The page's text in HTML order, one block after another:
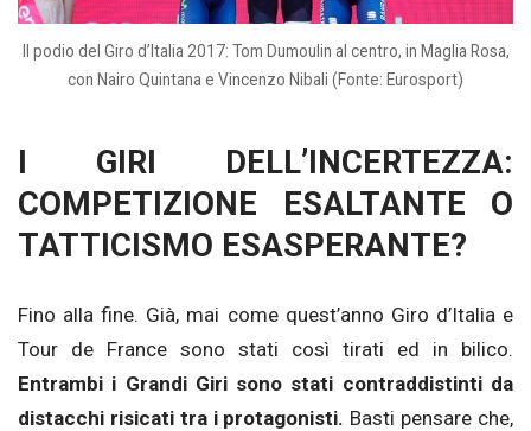
Il podio del Giro d’Italia 2017: Tom Dumoulin al centro, in Maglia Rosa,
con Nairo Quintana e Vincenzo Nibali (Fonte: Eurosport)
I GIRI DELL’INCERTEZZA:
COMPETIZIONE ESALTANTE O
TATTICISMO ESASPERANTE?
Fino alla fine. Già, mai come quest’anno Giro d’Italia e
Tour de France sono stati così tirati ed in bilico.
Entrambi i Grandi Giri sono stati contraddistinti da
distacchi risicati tra i protagonisti. Basti pensare che,